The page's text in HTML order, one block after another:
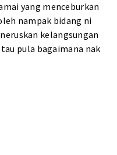
yang menceburkan
nampak bidang ni
kelangsungan
pula bagaimana nak